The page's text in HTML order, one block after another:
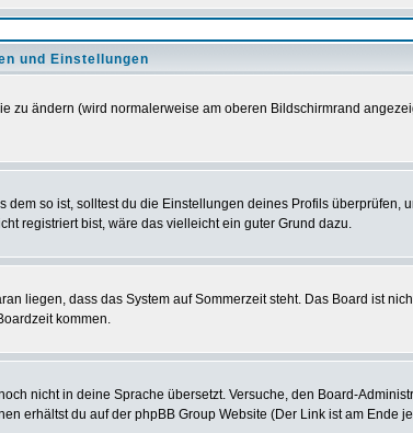
und Einstellungen
zu ändern (wird normalerweise am oberen Bildschirmrand
so ist, solltest du die Einstellungen deines Profils überprüfen,
registriert bist, wäre das vielleicht ein guter Grund dazu.
liegen, dass das System auf Sommerzeit steht. Das Board ist
kommen.
nicht in deine Sprache übersetzt. Versuche, den Board-
erhältst du auf der phpBB Group Website (Der Link ist am Ende